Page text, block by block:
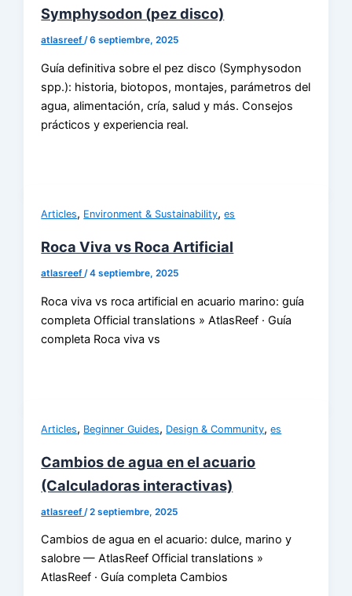
Symphysodon (pez disco)
atlasreef/6 septiembre, 2025
Guía definitiva sobre el pez disco (Symphysodon
spp.): historia, biotopos, montajes, parámetros del
agua, alimentación, cría, salud y más. Consejos
prácticos y experiencia real.
Articles, Environment & Sustainability,es
Roca Viva vs Roca Artificial
atlasreef/4 septiembre, 2025
Roca viva vs roca artificial en acuario marino: guía
completa Official translations » AtlasReef · Guía
completa Roca viva vs
Articles, Beginner Guides, Design & Community,es
Cambios de agua en el acuario
(Calculadoras interactivas)
atlasreef /2 septiembre, 2025
Cambios de agua en el acuario: dulce, marino y
salobre — AtlasReef Official translations »
AtlasReef · Guía completa Cambios